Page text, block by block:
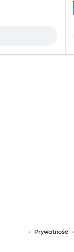
Prywatność